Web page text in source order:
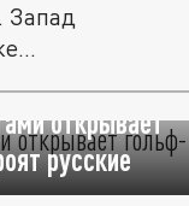
Запад
открывает
русские